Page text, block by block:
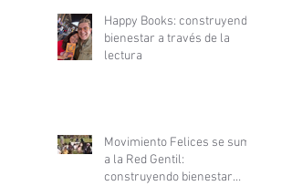
Happy Books: construyendo
bienestar a través de la
lectura
Movimiento Felices se suma
a la Red Gentil:
construyendo bienestar